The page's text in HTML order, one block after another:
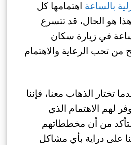
بالساعة اهتمامها كل
هو الحال، قد تتسرع
في زيارة سكان
من تحب الرعاية والاهتمام
تختار الذهاب معنا، فإننا
لهم الاهتمام الذي
من أن مخططاتهم
على دراية بأي مشاكل